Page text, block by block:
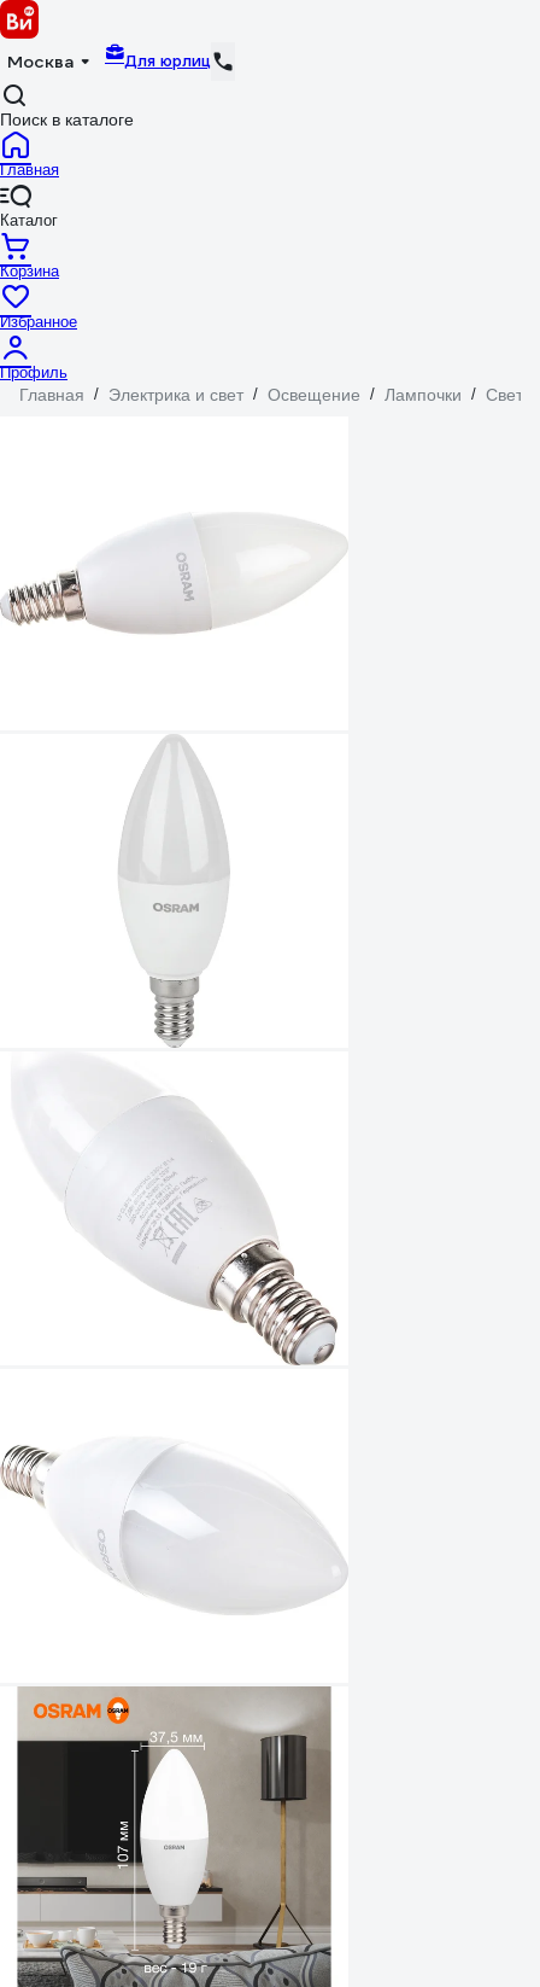
Москва Для юрлиц
Поиск в каталоге
Главная
Каталог
Корзина
Избранное
Профиль
Главная / Электрика и свет / Освещение / Лампочки /